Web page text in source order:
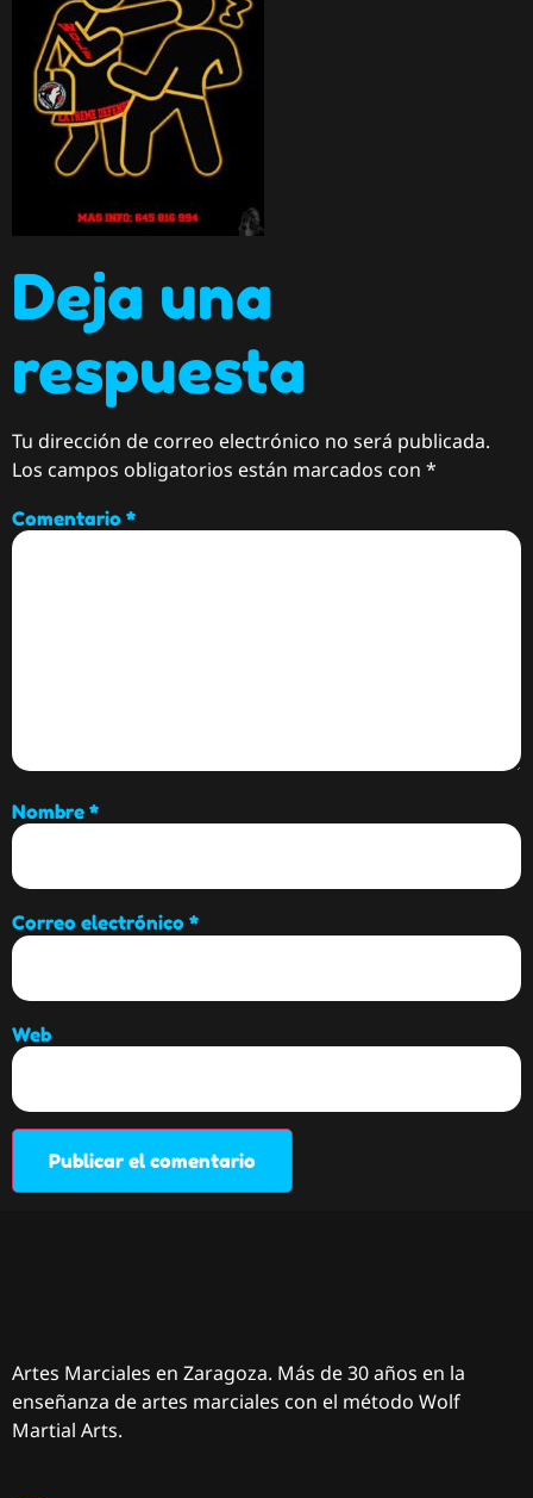
Deja una
respuesta
Tu dirección de correo electrónico no será publicada.
Los campos obligatorios están marcados con *
Comentario *
Nombre *
Correo electrónico *
Web
Artes Marciales en Zaragoza. Más de 30 años en la
enseñanza de artes marciales con el método Wolf
Martial Arts.